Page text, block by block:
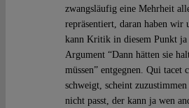
zwangsläufig eine Mehrheit
repräsentiert, daran haben wir
kann Kritik in diesem Punkt ja
Argument “Dann hätten sie
müssen” entgegnen. Qui tacet
schweigt, scheint
nicht passt, der kann ja wen